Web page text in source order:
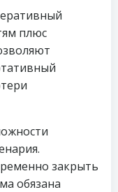
плюс
закрыть
обязана